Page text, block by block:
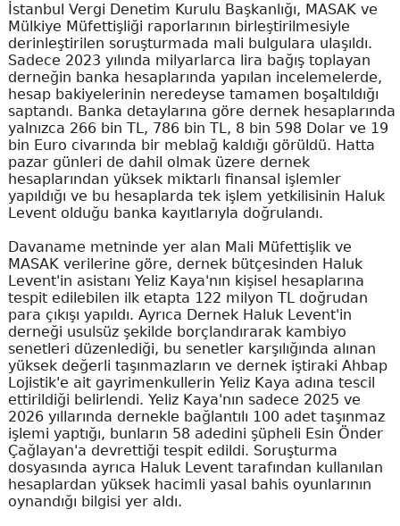
İstanbul Vergi Denetim Kurulu Başkanlığı, MASAK ve
Mülkiye Müfettişliği raporlarının birleştirilmesiyle
derinleştirilen soruşturmada mali bulgulara ulaşıldı.
Sadece 2023 yılında milyarlarca lira bağış toplayan
derneğin banka hesaplarında yapılan incelemelerde,
hesap bakiyelerinin neredeyse tamamen boşaltıldığı
saptandı. Banka detaylarına göre dernek hesaplarında
yalnızca 266 bin TL, 786 bin TL, 8 bin 598 Dolar ve 19
bin Euro civarında bir meblağ kaldığı görüldü. Hatta
pazar günleri de dahil olmak üzere dernek
hesaplarından yüksek miktarlı finansal işlemler
yapıldığı ve bu hesaplarda tek işlem yetkilisinin Haluk
Levent olduğu banka kayıtlarıyla doğrulandı.
Davaname metninde yer alan Mali Müfettişlik ve
MASAK verilerine göre, dernek bütçesinden Haluk
Levent'in asistanı Yeliz Kaya'nın kişisel hesaplarına
tespit edilebilen ilk etapta 122 milyon TL doğrudan
para çıkışı yapıldı. Ayrıca Dernek Haluk Levent'in
derneği usulsüz şekilde borçlandırarak kambiyo
senetleri düzenlediği, bu senetler karşılığında alınan
yüksek değerli taşınmazların ve dernek iştiraki Ahbap
Lojistik'e ait gayrimenkullerin Yeliz Kaya adına tescil
ettirildiği belirlendi. Yeliz Kaya'nın sadece 2025 ve
2026 yıllarında dernekle bağlantılı 100 adet taşınmaz
işlemi yaptığı, bunların 58 adedini şüpheli Esin Önder
Çağlayan'a devrettiği tespit edildi. Soruşturma
dosyasında ayrıca Haluk Levent tarafından kullanılan
hesaplardan yüksek hacimli yasal bahis oyunlarının
oynandığı bilgisi yer aldı.